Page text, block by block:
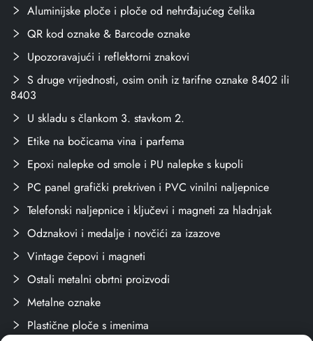
Aluminijske ploče i ploče od nehrđajućeg čelika
QR kod oznake & Barcode oznake
Upozoravajući i reflektorni znakovi
S druge vrijednosti, osim onih iz tarifne oznake 8402 ili
8403
U skladu s člankom 3. stavkom 2.
Etike na bočicama vina i parfema
Epoxi nalepke od smole i PU nalepke s kupoli
PC panel grafički prekriven i PVC vinilni naljepnice
Telefonski naljepnice i ključevi i magneti za hladnjak
Odznakovi i medalje i novčići za izazove
Vintage čepovi i magneti
Ostali metalni obrtni proizvodi
Metalne oznake
Plastične ploče s imenima